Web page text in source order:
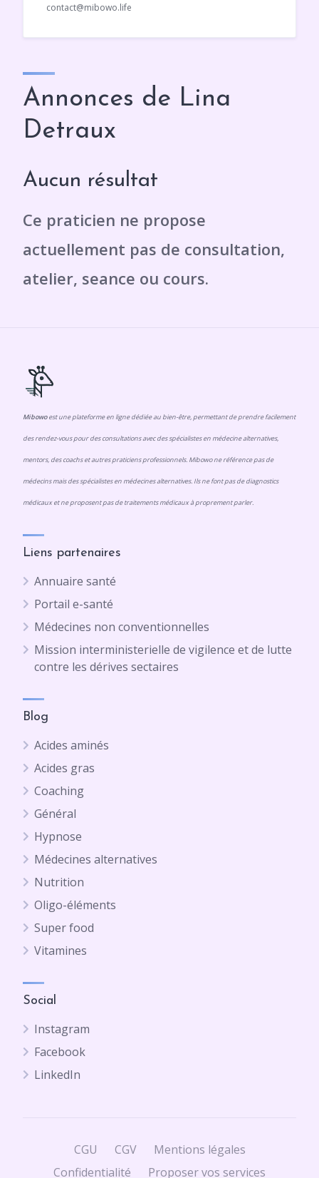
contact@mibowo.life
Annonces de Lina
Detraux
Aucun résultat
Mibowoest une plateforme en ligne dédiée au bien-être, permettant de prendre facilement
des rendez-vous pour des consultations avec des spécialistes en médecine alternatives,
mentors, des coachs et autres praticiens professionnels. Mibowo ne référence pas de
médecins mais des spécialistes en médecines alternatives. Ils ne font pas de diagnostics
médicaux et ne proposent pas de traitements médicaux à proprement parler.
Liens partenaires
Annuaire santé
Portail e-santé
Médecines non conventionnelles
Mission interministerielle de vigilence et de lutte
contre les dérives sectaires
Blog
Acides aminés
Acides gras
Coaching
Général
Hypnose
Médecines alternatives
Nutrition
Oligo-éléments
Super food
Vitamines
Social
Instagram
Facebook
LinkedIn
CGU CGV
Mentions légales
Confidentialité
Proposer vos services